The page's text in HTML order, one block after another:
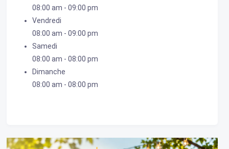
08:00 am - 09:00 pm
Vendredi
08:00 am - 09:00 pm
Samedi
08:00 am - 08:00 pm
Dimanche
08:00 am - 08:00 pm